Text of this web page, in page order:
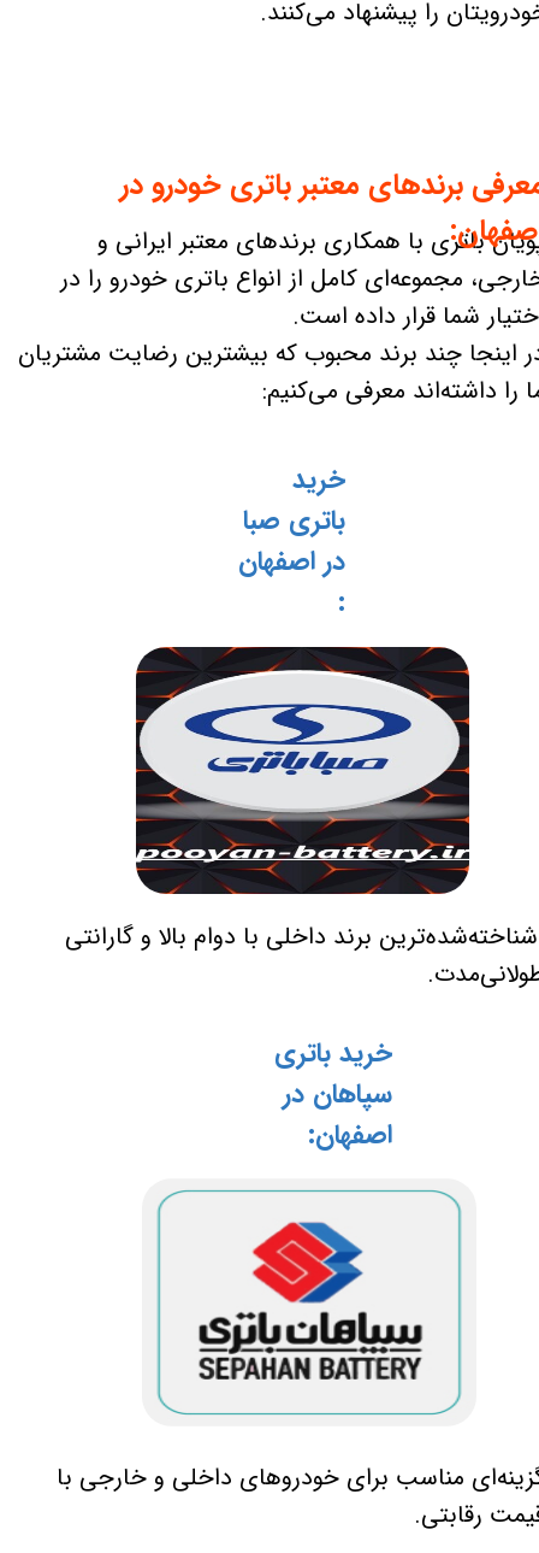
را پیشنهاد می‌کنند.
باتری با همکاری برندهای معتبر ایرانی و
مجموعه‌ای کامل از انواع باتری خودرو را در
شما قرار داده است.
اینجا چند برند محبوب که بیشترین رضایت مشتریان
را داشته‌اند معرفی می‌کنیم:
برندهای معتبر باتری خودرو در
برند داخلی با دوام بالا و گارانتی
مناسب برای خودروهای داخلی و خارجی با
رقابتی.
خرید
باتری صبا
در اصفهان
:
خرید باتری
سپاهان در
اصفهان: